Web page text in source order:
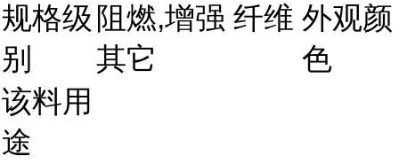
规格级
别
阻燃,增强 纤维
其它
外观颜
色
该料用
途